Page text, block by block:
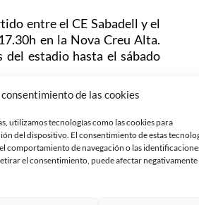
de las cookies
utilizamos tecnologías como las cookies para
del dispositivo. El consentimiento de estas
comportamiento de navegación o las
el consentimiento, puede afectar negativamente
entre el CE Sabadell y el
en la Nova Creu Alta.
estadio hasta el sábado
:
y, los sábados de partido de